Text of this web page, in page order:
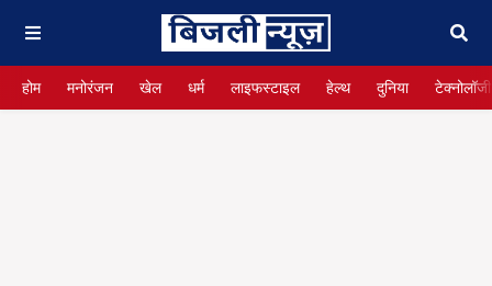
होम मनोरंजन खेल धर्म लाइफस्टाइल हेल्थ दुनिया टेक्नोलॉजी